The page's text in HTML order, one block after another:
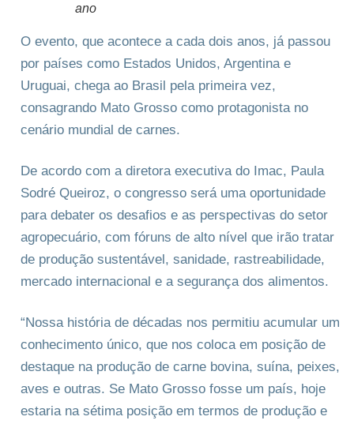
ano
O evento, que acontece a cada dois anos, já passou
por países como Estados Unidos, Argentina e
Uruguai, chega ao Brasil pela primeira vez,
consagrando Mato Grosso como protagonista no
cenário mundial de carnes.
De acordo com a diretora executiva do Imac, Paula
Sodré Queiroz, o congresso será uma oportunidade
para debater os desafios e as perspectivas do setor
agropecuário, com fóruns de alto nível que irão tratar
de produção sustentável, sanidade, rastreabilidade,
mercado internacional e a segurança dos alimentos.
“Nossa história de décadas nos permitiu acumular um
conhecimento único, que nos coloca em posição de
destaque na produção de carne bovina, suína, peixes,
aves e outras. Se Mato Grosso fosse um país, hoje
estaria na sétima posição em termos de produção e